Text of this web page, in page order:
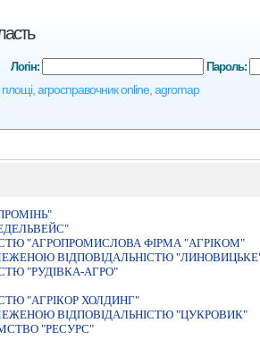
площі, агросправочник online, agromap
Логін: Пароль:
"АГРОПРОМИСЛОВА ФІРМА "АГРІКОМ"
ВIДПОВIДАЛЬНIСТЮ
"РУДІВКА-АГРО"
"АГРIКОР ХОЛДИНГ"
ВIДПОВIДАЛЬНIСТЮ "ЦУКРОВИК"
"РЕСУРС"